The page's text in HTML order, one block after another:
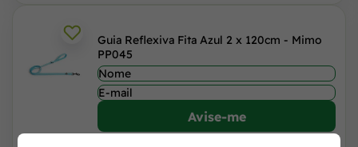
Guia Reflexiva Fita Azul 2 x 120cm - Mimo
PP045
Avise-me